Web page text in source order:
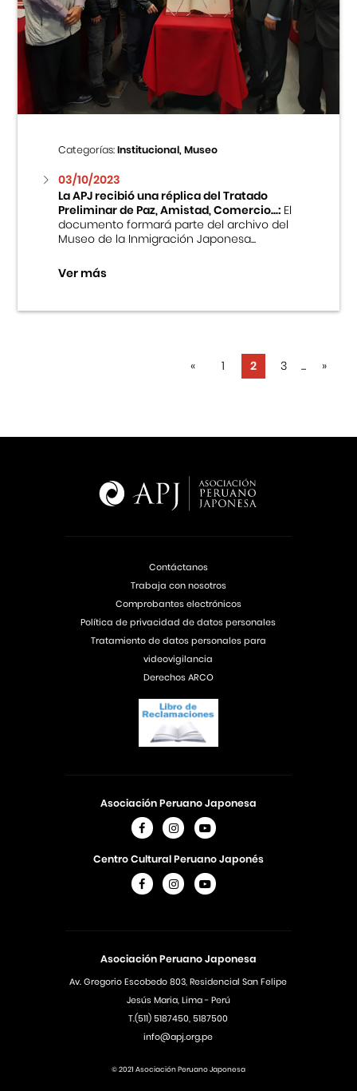
Categorías:Institucional, Museo
03/10/2023
La APJ recibió una réplica del Tratado
Preliminar de Paz, Amistad, Comercio...:El
documento formará parte del archivo del
Museo de la Inmigración Japonesa...
Ver más
« 1 2 3 ... »
Asociación Peruano Japonesa
Av. Gregorio Escobedo 803, Residencial San Felipe
Jesús Maria, Lima - Perú
T.(511) 5187450, 5187500
info@apj.org.pe
Asociación Peruano Japonesa
Centro Cultural Peruano Japonés
Contáctanos
Trabaja con nosotros
Comprobantes electrónicos
Política de privacidad de datos personales
Tratamiento de datos personales para
videovigilancia
Derechos ARCO
© 2021 Asociación Peruano Japonesa